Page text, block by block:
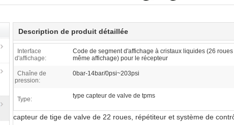
Description de produit détaillée
Interface
d'affichage:
Code de segment d'affichage à cristaux liquides (26 roues
même affichage) pour le récepteur
Chaîne de
pression:
0bar-14bar/0psi~203psi
Type: type capteur de valve de tpms
capteur de tige de valve de 22 roues, répétiteur et système de